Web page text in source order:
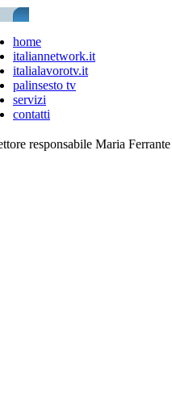
home
italiannetwork.it
italialavorotv.it
palinsesto tv
servizi
contatti
responsabile Maria